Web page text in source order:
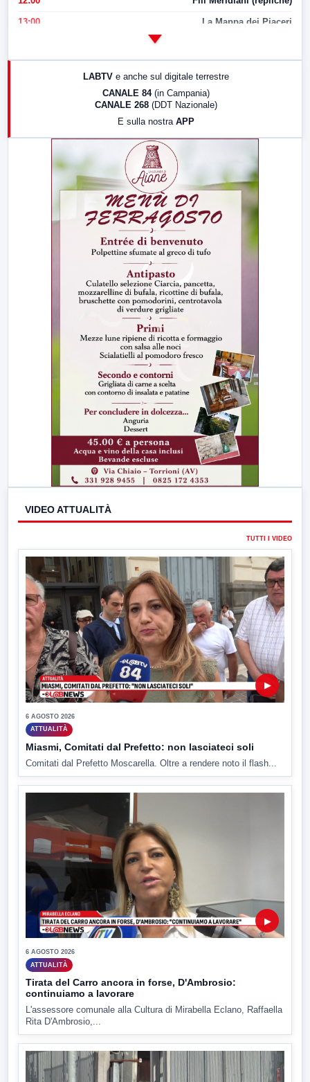
13:00 La Mappa dei Piaceri
LABTV e anche sul digitale terrestre
CANALE 84 (in Campania)
CANALE 268 (DDT Nazionale)
E sulla nostra APP
VIDEO ATTUALITÀ
TUTTI I VIDEO
▶
6 AGOSTO 2026
ATTUALITÀ
Miasmi, Comitati dal Prefetto: non lasciateci soli
Comitati dal Prefetto Moscarella. Oltre a rendere noto il flash...
▶
6 AGOSTO 2026
ATTUALITÀ
Tirata del Carro ancora in forse, D'Ambrosio:
continuiamo a lavorare
L'assessore comunale alla Cultura di Mirabella Eclano, Raffaella
Rita D'Ambrosio,...